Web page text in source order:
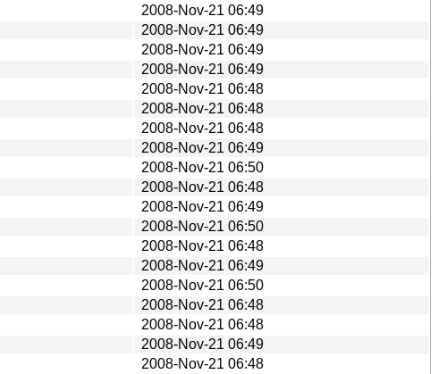
2008-Nov-21 06:49
2008-Nov-21 06:49
2008-Nov-21 06:49
2008-Nov-21 06:49
2008-Nov-21 06:48
2008-Nov-21 06:48
2008-Nov-21 06:48
2008-Nov-21 06:49
2008-Nov-21 06:50
2008-Nov-21 06:48
2008-Nov-21 06:49
2008-Nov-21 06:50
2008-Nov-21 06:48
2008-Nov-21 06:49
2008-Nov-21 06:50
2008-Nov-21 06:48
2008-Nov-21 06:48
2008-Nov-21 06:49
2008-Nov-21 06:48